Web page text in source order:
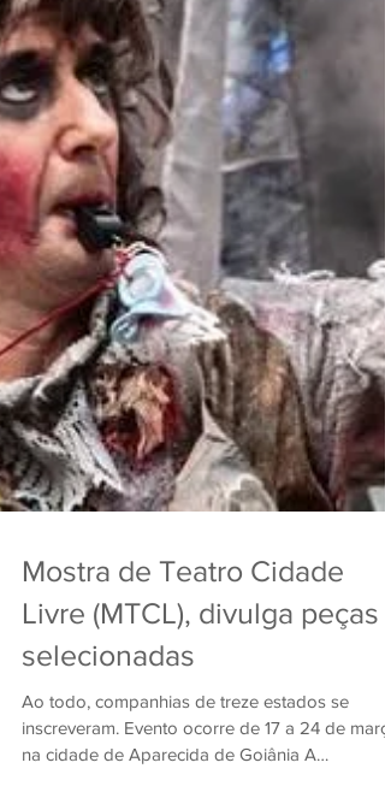
Mostra de Teatro Cidade
Livre (MTCL), divulga peças
selecionadas